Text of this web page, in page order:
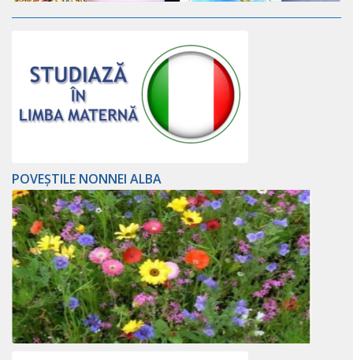
POVEȘTILE NONNEI ALBA